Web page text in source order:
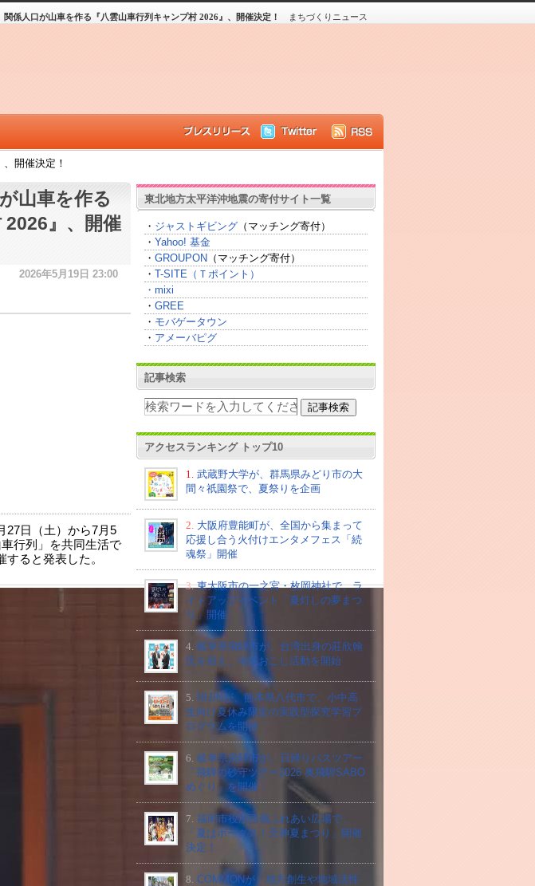
まちづくりニュース
関係人口が山車を作る『八雲山車行列キャンプ村 2026』、開催決定！
開催決定！
山車を作る
2026』、開催
2026年5月19日 23:00
27日（土）から7月5
行列」を共同生活で
ると発表した。
東北地方太平洋沖地震の寄付サイト一覧
・ ジャストギビング（マッチング寄付）
・ Yahoo! 基金
・ GROUPON （マッチング寄付）
・ T-SITE（Ｔポイント）
・ mixi
・ GREE
・ モバゲータウン
・ アメーバピグ
記事検索
アクセスランキング トップ10
1.
武蔵野大学が、群馬県みどり市の大
間々祇園祭で、夏祭りを企画
2. 大阪府豊能町が、全国から集まって
応援し合う火付けエンタメフェス「続
魂祭」開催
3. 東大阪市の一之宮・枚岡神社で、ラ
イトアップイベント「夏灯しの夢まつ
り」開催
4. 岐阜県飛騨市が、台湾出身の莊欣翰
氏を迎え、地域おこし活動を開始
5. NIJINが、熊本県八代市で、小中高
生向け夏休み限定の実践型探究学習プ
ログラムを開催
6. 岐阜県飛騨市が、日帰りバスツアー
「飛騨の砂守ツアー2026 奥飛騨SABO
めぐり」を開催
7. 福岡市役所西側ふれあい広場で、
「夏はホークス！天神夏まつり」開催
決定！
8. COMMONが、地方創生や地域活性